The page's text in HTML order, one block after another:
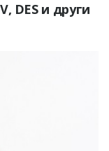
DES и други